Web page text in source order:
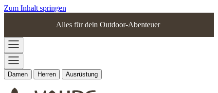
Zum Inhalt springen
Alles für dein Outdoor-Abenteuer
Damen Herren Ausrüstung